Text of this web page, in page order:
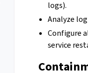
logs).
Analyze
Configure
service